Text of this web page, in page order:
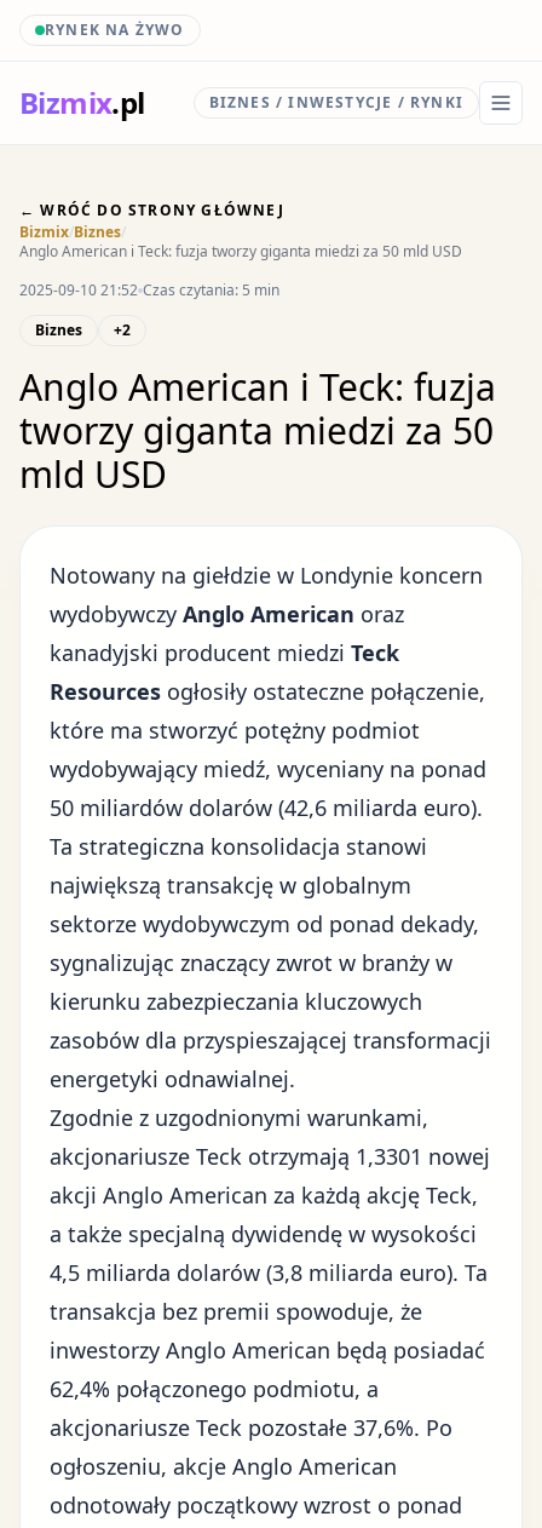
RYNEK NA ŻYWO
Bizmix.pl BIZNES / INWESTYCJE / RYNKI
← WRÓĆ DO STRONY GŁÓWNEJ
Bizmix/Biznes/
Anglo American i Teck: fuzja tworzy giganta miedzi za 50 mld USD
2025-09-10 21:52 Czas czytania: 5 min
Biznes
+2
Anglo American i Teck: fuzja
tworzy giganta miedzi za 50
mld USD
Notowany na giełdzie w Londynie koncern
wydobywczy Anglo American oraz
kanadyjski producent miedzi Teck
Resources ogłosiły ostateczne połączenie,
które ma stworzyć potężny podmiot
wydobywający miedź, wyceniany na ponad
50 miliardów dolarów (42,6 miliarda euro).
Ta strategiczna konsolidacja stanowi
największą transakcję w globalnym
sektorze wydobywczym od ponad dekady,
sygnalizując znaczący zwrot w branży w
kierunku zabezpieczania kluczowych
zasobów dla przyspieszającej transformacji
energetyki odnawialnej.
Zgodnie z uzgodnionymi warunkami,
akcjonariusze Teck otrzymają 1,3301 nowej
akcji Anglo American za każdą akcję Teck,
a także specjalną dywidendę w wysokości
4,5 miliarda dolarów (3,8 miliarda euro). Ta
transakcja bez premii spowoduje, że
inwestorzy Anglo American będą posiadać
62,4% połączonego podmiotu, a
akcjonariusze Teck pozostałe 37,6%. Po
ogłoszeniu, akcje Anglo American
odnotowały początkowy wzrost o ponad